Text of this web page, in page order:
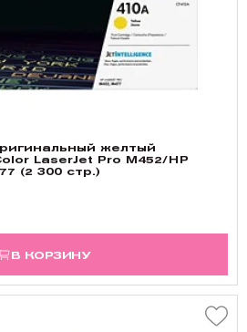
желтый
LaserJet Pro M452/HP
(2 300 стр.)
В КОРЗИНУ